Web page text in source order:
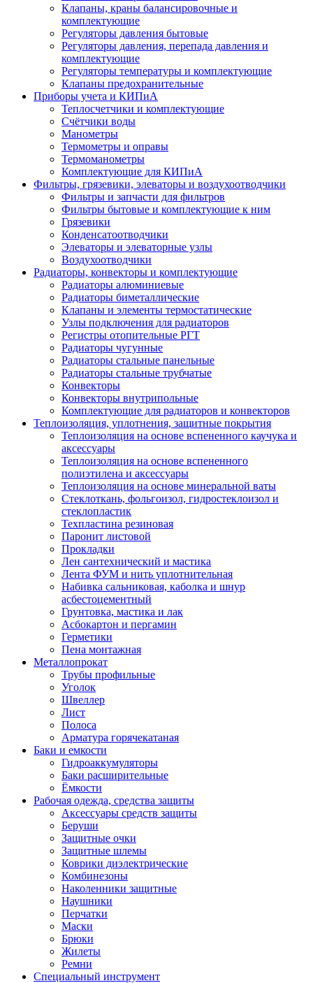
Клапаны, краны балансировочные и
комплектующие
Регуляторы давления бытовые
Регуляторы давления, перепада давления и
комплектующие
Регуляторы температуры и комплектующие
Клапаны предохранительные
Приборы учета и КИПиА
Теплосчетчики и комплектующие
Счётчики воды
Манометры
Термометры и оправы
Термоманометры
Комплектующие для КИПиА
Фильтры, грязевики, элеваторы и воздухоотводчики
Фильтры и запчасти для фильтров
Фильтры бытовые и комплектующие к ним
Грязевики
Конденсатоотводчики
Элеваторы и элеваторные узлы
Воздухоотводчики
Радиаторы, конвекторы и комплектующие
Радиаторы алюминиевые
Радиаторы биметаллические
Клапаны и элементы термостатические
Узлы подключения для радиаторов
Регистры отопительные РГТ
Радиаторы чугунные
Радиаторы стальные панельные
Радиаторы стальные трубчатые
Конвекторы
Конвекторы внутрипольные
Комплектующие для радиаторов и конвекторов
Теплоизоляция, уплотнения, защитные покрытия
Теплоизоляция на основе вспененного каучука и
аксессуары
Теплоизоляция на основе вспененного
полиэтилена и аксессуары
Теплоизоляция на основе минеральной ваты
Стеклоткань, фольгоизол, гидростеклоизол и
стеклопластик
Техпластина резиновая
Паронит листовой
Прокладки
Лен сантехнический и мастика
Лента ФУМ и нить уплотнительная
Набивка сальниковая, каболка и шнур
асбестоцементный
Грунтовка, мастика и лак
Асбокартон и пергамин
Герметики
Пена монтажная
Металлопрокат
Трубы профильные
Уголок
Швеллер
Лист
Полоса
Арматура горячекатаная
Баки и емкости
Гидроаккумуляторы
Баки расширительные
Ёмкости
Рабочая одежда, средства защиты
Аксессуары средств защиты
Беруши
Защитные очки
Защитные шлемы
Коврики диэлектрические
Комбинезоны
Наколенники защитные
Наушники
Перчатки
Маски
Брюки
Жилеты
Ремни
Специальный инструмент